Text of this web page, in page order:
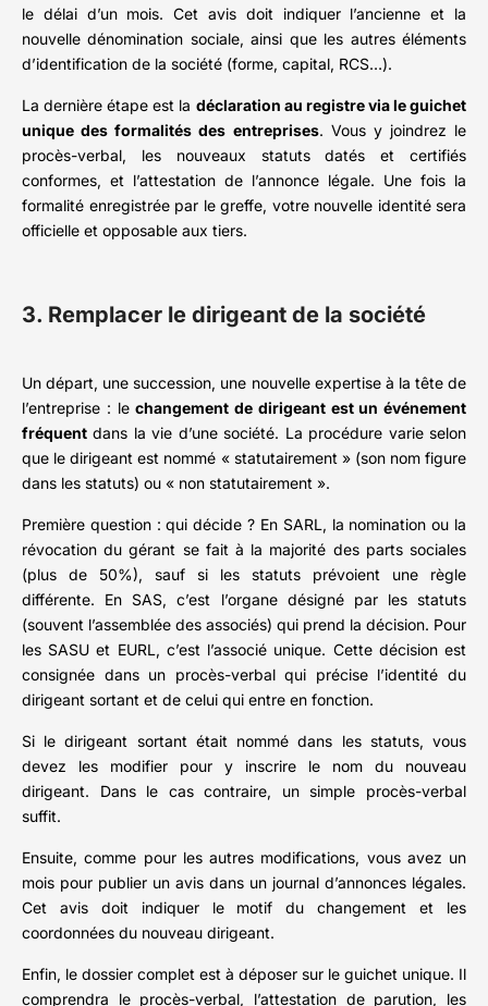
le délai d’un mois. Cet avis doit indiquer l’ancienne et la
nouvelle dénomination sociale, ainsi que les autres éléments
d’identification de la société (forme, capital, RCS…).
La dernière étape est la déclaration au registre via le guichet
unique des formalités des entreprises. Vous y joindrez le
procès-verbal, les nouveaux statuts datés et certifiés
conformes, et l’attestation de l’annonce légale. Une fois la
formalité enregistrée par le greffe, votre nouvelle identité sera
officielle et opposable aux tiers.
3. Remplacer le dirigeant de la société
Un départ, une succession, une nouvelle expertise à la tête de
l’entreprise : lechangement de dirigeant est un événement
fréquent dans la vie d’une société. La procédure varie selon
que le dirigeant est nommé « statutairement » (son nom figure
dans les statuts) ou « non statutairement ».
Première question : qui décide ? En SARL, la nomination ou la
révocation du gérant se fait à la majorité des parts sociales
(plus de 50%), sauf si les statuts prévoient une règle
différente. En SAS, c’est l’organe désigné par les statuts
(souvent l’assemblée des associés) qui prend la décision. Pour
les SASU et EURL, c’est l’associé unique. Cette décision est
consignée dans un procès-verbal qui précise l’identité du
dirigeant sortant et de celui qui entre en fonction.
Si le dirigeant sortant était nommé dans les statuts, vous
devez les modifier pour y inscrire le nom du nouveau
dirigeant. Dans le cas contraire, un simple procès-verbal
suffit.
Ensuite, comme pour les autres modifications, vous avez un
mois pour publier un avis dans un journal d’annonces légales.
Cet avis doit indiquer le motif du changement et les
coordonnées du nouveau dirigeant.
Enfin, le dossier complet est à déposer sur le guichet unique. Il
comprendra le procès-verbal, l’attestation de parution, les